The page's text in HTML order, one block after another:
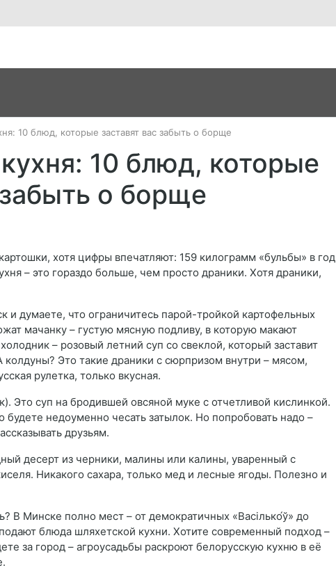
10 блюд, которые заставят вас забыть о борще
10 блюд, которые
о борще
хотя цифры впечатляют: 159 килограмм «бульбы» в год
– это гораздо больше, чем просто драники. Хотя драники,
и думаете, что ограничитесь парой-тройкой картофельных
мачанку – густую мясную подливу, в которую макают
– розовый летний суп со свеклой, который заставит
Это такие драники с сюрпризом внутри – мясом,
рулетка, только вкусная.
Это суп на бродившей овсяной муке с отчетливой кислинкой.
недоуменно чесать затылок. Но попробовать надо –
друзьям.
десерт из черники, малины или калины, уваренный с
Никакого сахара, только мед и лесные ягоды. Полезно и
В Минске полно мест – от демократичных «Васілько́ў» до
блюда шляхетской кухни. Хотите современный подход –
за город – агроусадьбы раскроют белорусскую кухню в её